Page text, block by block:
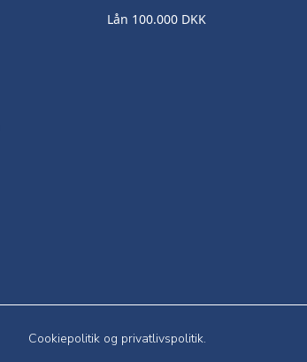
Lån 100.000 DKK
Cookiepolitik og privatlivspolitik.